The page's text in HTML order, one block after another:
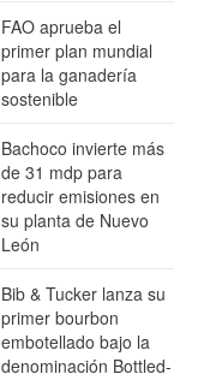
FAO aprueba el
primer plan mundial
para la ganadería
sostenible
Bachoco invierte más
de 31 mdp para
reducir emisiones en
su planta de Nuevo
León
Bib & Tucker lanza su
primer bourbon
embotellado bajo la
denominación Bottled-